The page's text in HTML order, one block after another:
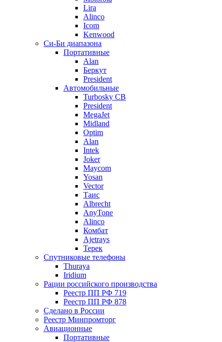
Lira
Alinco
Icom
Kenwood
Си-Би диапазона
Портативные
Alan
Беркут
President
Автомобильные
Turbosky CB
President
MegaJet
Midland
Optim
Alan
Intek
Joker
Maycom
Yosan
Vector
Таис
Albrecht
AnyTone
Alinco
Комбат
Ajetrays
Терек
Спутниковые телефоны
Thuraya
Iridium
Рации российского производства
Реестр ПП РФ 719
Реестр ПП РФ 878
Сделано в России
Реестр Минпромторг
Авиационные
Портативные